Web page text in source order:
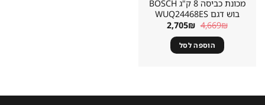
מכונת כביסה 8 ק"ג BOSCH
בוש דגם WUQ24468ES
4,669₪ המחיר
המקורי
היה:
4,669₪.
2,705₪ המחיר
הוספה לסל